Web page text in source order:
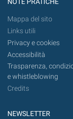
Mappa del sito
Links utili
Privacy e cookies
Accessibilità
Trasparenza,
e whistleblowing
Credits
NEWSLETTER